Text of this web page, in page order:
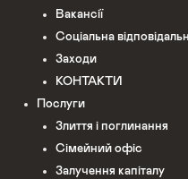
Вакансії
Соціальна
Заходи
КОНТАКТИ
Послуги
Злиття і поглинання
Сімейний офіс
Залучення капіталу